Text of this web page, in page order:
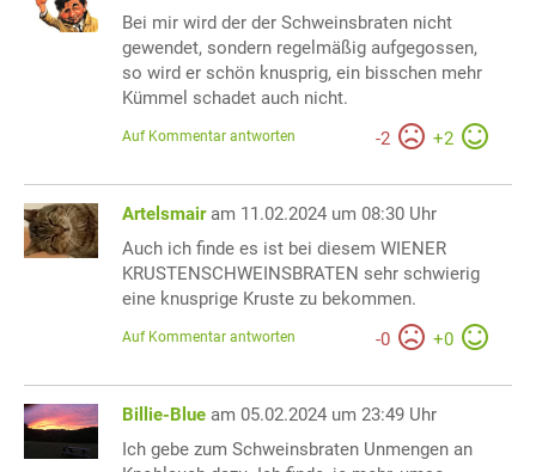
Bei mir wird der der Schweinsbraten nicht
gewendet, sondern regelmäßig aufgegossen,
so wird er schön knusprig, ein bisschen mehr
Kümmel schadet auch nicht.
-2 +2
Auf Kommentar antworten
Artelsmair am 11.02.2024 um 08:30 Uhr
Auch ich finde es ist bei diesem WIENER
KRUSTENSCHWEINSBRATEN sehr schwierig
eine knusprige Kruste zu bekommen.
-0 +0
Auf Kommentar antworten
Billie-Blue am 05.02.2024 um 23:49 Uhr
Ich gebe zum Schweinsbraten Unmengen an